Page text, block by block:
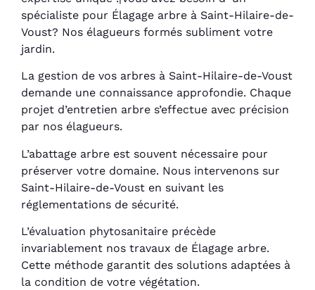
spécialiste pour Élagage arbre à Saint-Hilaire-de-
Voust? Nos élagueurs formés subliment votre
jardin.
La gestion de vos arbres à Saint-Hilaire-de-Voust
demande une connaissance approfondie. Chaque
projet d’entretien arbre s’effectue avec précision
par nos élagueurs.
L’abattage arbre est souvent nécessaire pour
préserver votre domaine. Nous intervenons sur
Saint-Hilaire-de-Voust en suivant les
réglementations de sécurité.
L’évaluation phytosanitaire précède
invariablement nos travaux de Élagage arbre.
Cette méthode garantit des solutions adaptées à
la condition de votre végétation.